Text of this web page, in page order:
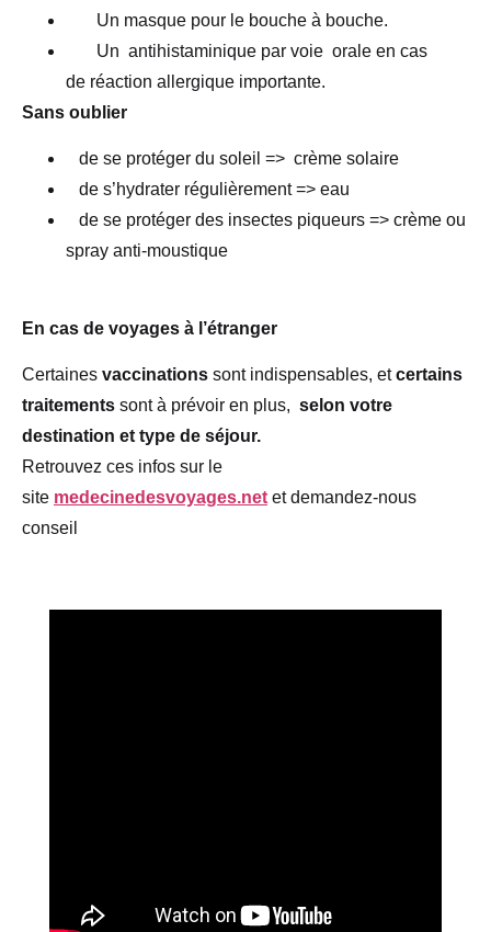
Un masque pour le bouche à bouche.
Un antihistaminique par voie orale en cas
de réaction allergique importante.
Sans oublier
de se protéger du soleil => crème solaire
de s’hydrater régulièrement => eau
de se protéger des insectes piqueurs => crème ou
spray anti-moustique
En cas de voyages à l’étranger
Certaines vaccinations sont indispensables, etcertains
traitements sont à prévoir en plus, selon votre
destination et type de séjour.
Retrouvez ces infos sur le
site medecinedesvoyages.net et demandez-nous
conseil